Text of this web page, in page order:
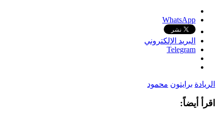
WhatsApp
البريد الإلكتروني
Telegram
الريادة برايتون محمود
اقرأ أيضاً: